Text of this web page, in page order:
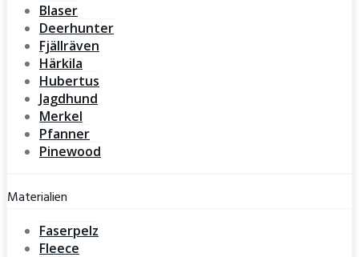
Blaser
Deerhunter
Fjällräven
Härkila
Hubertus
Jagdhund
Merkel
Pfanner
Pinewood
Materialien
Faserpelz
Fleece